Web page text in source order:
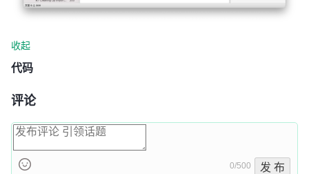
收起
代码
评论
0/500 发 布